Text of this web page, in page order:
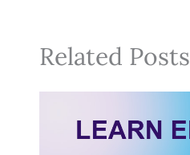
Related Posts